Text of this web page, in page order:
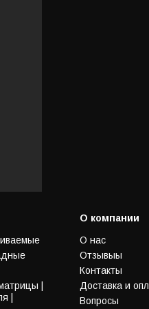
|
|
О компании
О нас
Отзывыы
Контакты
Доставка и
Вопросы